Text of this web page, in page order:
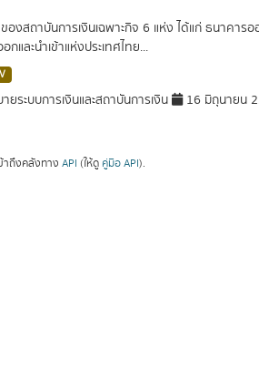
องสถาบันการเงินเฉพาะกิจ 6 แห่ง ได้แก่ ธนาคา
กและนำเข้าแห่งประเทศไทย...
ยระบบการเงินและสถาบันการเงิน 16 มิถุนายน
าถึงคลังทาง API (ให้ดู คู่มือ API).